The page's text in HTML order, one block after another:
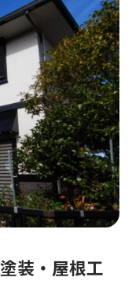
装・屋根工